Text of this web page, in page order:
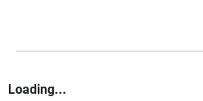
Loading...